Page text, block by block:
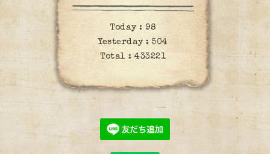
Today : 98
Yesterday :504
Total : 433221